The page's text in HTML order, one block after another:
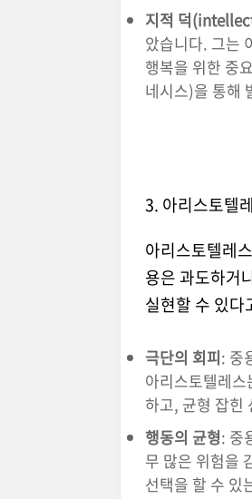
지적 덕
았습니다. 그는
행복을 위한 중
네시스)을 통해
3. 아리스토텔
아리스토텔레
용은 과도하거
실현할 수 있다
극단의 회피: 중
아리스토텔레
하고, 균형 잡힌
행동의 균형: 중
무 많은 위험을
선택을 할 수 있